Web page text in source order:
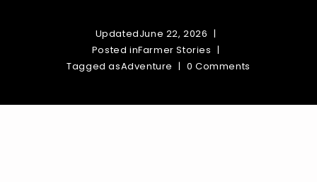
UpdatedJune 22, 2026
Posted inFarmer Stories
Tagged asAdventure 0 Comments